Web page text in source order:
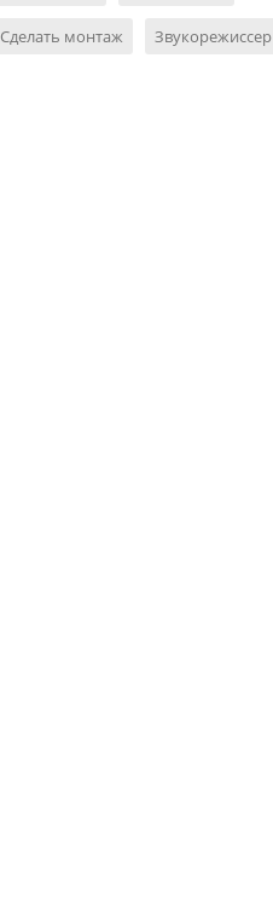
Сделать монтаж Звукорежиссер